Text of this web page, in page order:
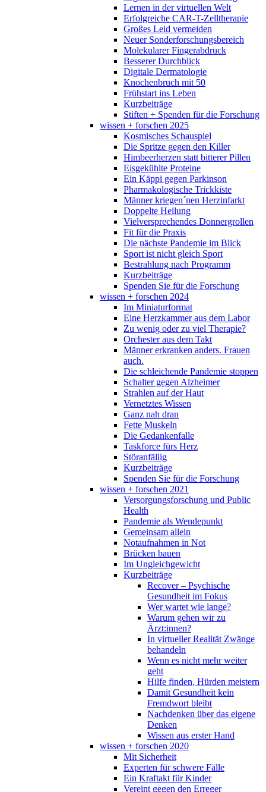
Lernen in der virtuellen Welt
Erfolgreiche CAR-T-Zelltherapie
Großes Leid vermeiden
Neuer Sonderforschungsbereich
Molekularer Fingerabdruck
Besserer Durchblick
Digitale Dermatologie
Knochenbruch mit 50
Frühstart ins Leben
Kurzbeiträge
Stiften + Spenden für die Forschung
wissen + forschen 2025
Kosmisches Schauspiel
Die Spritze gegen den Killer
Himbeerherzen statt bitterer Pillen
Eisgekühlte Proteine
Ein Käppi gegen Parkinson
Pharmakologische Trickkiste
Männer kriegen´nen Herzinfarkt
Doppelte Heilung
Vielversprechendes Donnergrollen
Fit für die Praxis
Die nächste Pandemie im Blick
Sport ist nicht gleich Sport
Bestrahlung nach Programm
Kurzbeiträge
Spenden Sie für die Forschung
wissen + forschen 2024
Im Miniaturformat
Eine Herzkammer aus dem Labor
Zu wenig oder zu viel Therapie?
Orchester aus dem Takt
Männer erkranken anders. Frauen
auch.
Die schleichende Pandemie stoppen
Schalter gegen Alzheimer
Strahlen auf der Haut
Vernetztes Wissen
Ganz nah dran
Fette Muskeln
Die Gedankenfalle
Taskforce fürs Herz
Störanfällig
Kurzbeiträge
Spenden Sie für die Forschung
wissen + forschen 2021
Versorgungsforschung und Public
Health
Pandemie als Wendepunkt
Gemeinsam allein
Notaufnahmen in Not
Brücken bauen
Im Ungleichgewicht
Kurzbeiträge
Recover – Psychische
Gesundheit im Fokus
Wer wartet wie lange?
Warum gehen wir zu
Ärzt:innen?
In virtueller Realität Zwänge
behandeln
Wenn es nicht mehr weiter
geht
Hilfe finden, Hürden meistern
Damit Gesundheit kein
Fremdwort bleibt
Nachdenken über das eigene
Denken
Wissen aus erster Hand
wissen + forschen 2020
Mit Sicherheit
Experten für schwere Fälle
Ein Kraftakt für Kinder
Vereint gegen den Erreger